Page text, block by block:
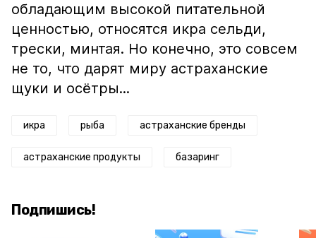
обладающим высокой питательной
ценностью, относятся икра сельди,
трески, минтая. Но конечно, это совсем
не то, что дарят миру астраханские
щуки и осётры...
икра рыба астраханские бренды
астраханские продукты базаринг
Подпишись!